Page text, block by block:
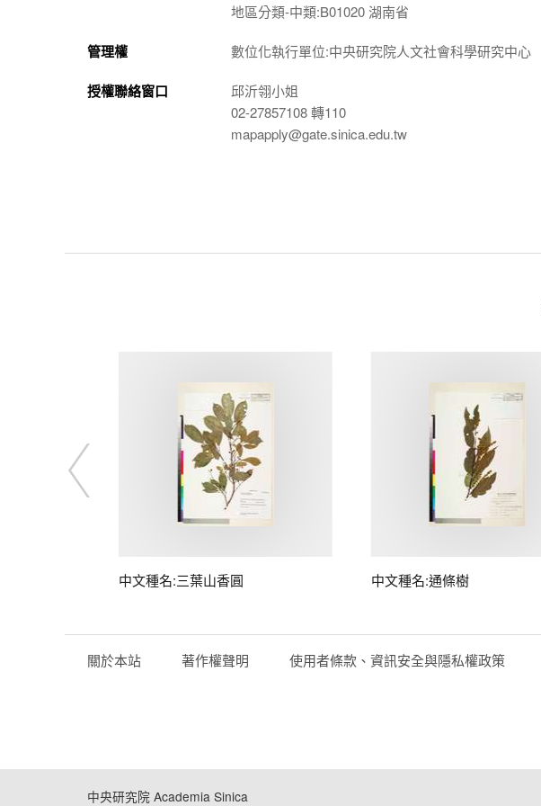
地區分類-中類:B01020 湖南省
管理權 數位化執行單位:中央研究院人文社會科學研究中心
授權聯絡窗口
邱沂翎小姐
02-27857108 轉110
mapapply@gate.sinica.edu.tw
中文種名:三葉山香圓 中文種名:通條樹
關於本站 著作權聲明 使用者條款、資訊安全與隱私權政策
中央研究院 Academia Sinica